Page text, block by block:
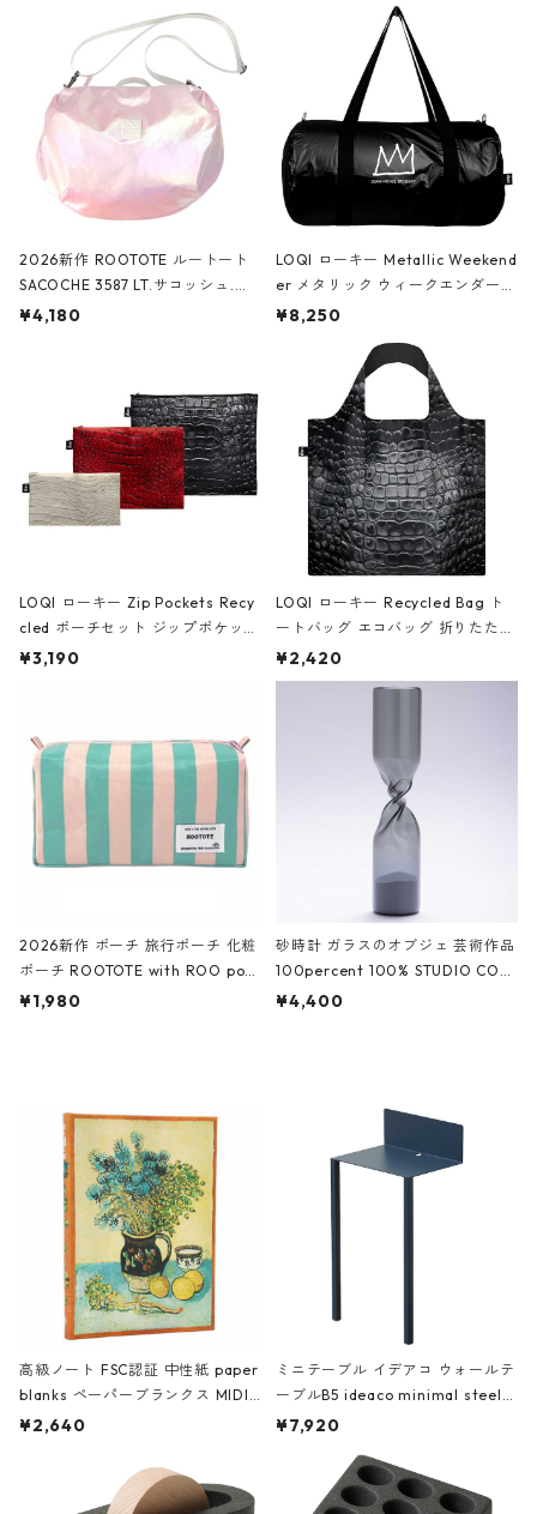
2026新作 ROOTOTE ルートート
SACOCHE 3587 LT.サコッシュ.ル
ミエ-B ショルダーバッグ グロスピ
¥4,180
LOQI ローキー Metallic Weekend
er メタリック ウィークエンダー
ボストンバッグ ショルダーバッグ
Black ジャン=ミッシェル・バスキ
ア/クラウン ブラック
¥8,250
LOQI ローキー Zip Pockets Recy
cled ポーチセット ジップポケット
ファスナーポーチ 撥水加工 トラベ
ーガンディー、オフホワイト
¥3,190
LOQI ローキー Recycled Bag ト
ートバッグ エコバッグ 折りたたみ
大きめ 撥水加工 収納ポーチ CRO
CODILE/Black クロコダイル/ブラ
¥2,420
2026新作 ポーチ 旅行ポーチ 化粧
ポーチ ROOTOTE with ROO pou
ch 3532 ルートート WR.ポーチ.ラ
¥1,980
砂時計 ガラスのオブジェ 芸術作品
100percent 100% STUDIO COH
AKU Timeless 100パーセント ス
¥4,400
高級ノート FSC認証 中性紙 paper
blanks ペーパーブランクス MIDI
ハードカバー 罫線 ヴァン・ゴッホ
¥2,640
ミニテーブル イデアコ ウォールテ
ーブルB5 ideaco minimal steel f
urniture WALL Table B5 ネイビー
¥7,920